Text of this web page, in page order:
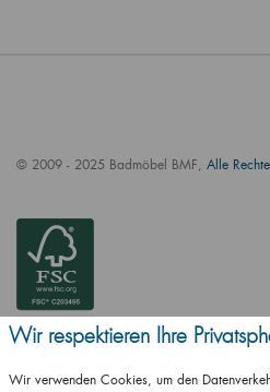
© 2009 - 2025 Badmöbel BMF, Alle
Wir respektieren Ihre
Wir verwenden Cookies, um den